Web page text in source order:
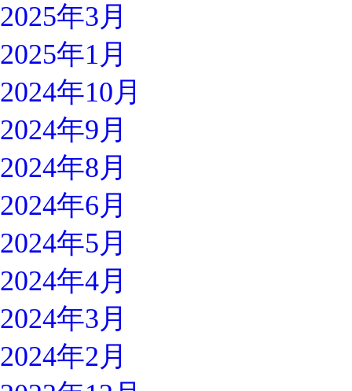
2025年3月
2025年1月
2024年10月
2024年9月
2024年8月
2024年6月
2024年5月
2024年4月
2024年3月
2024年2月